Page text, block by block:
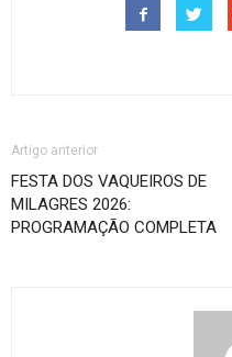
Artigo anterior
FESTA DOS VAQUEIROS DE
MILAGRES 2026:
PROGRAMAÇÃO COMPLETA